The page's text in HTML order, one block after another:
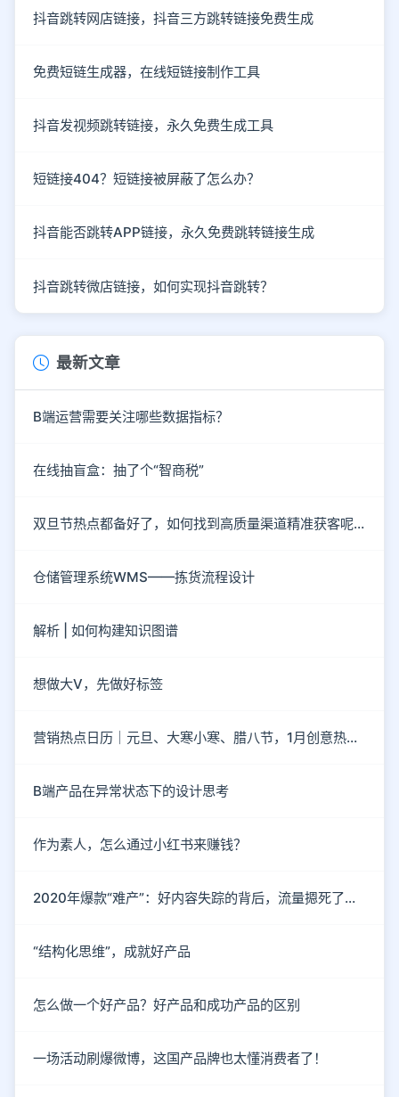
抖音跳转网店链接，抖音三方跳转链接免费生成
免费短链生成器，在线短链接制作工具
抖音发视频跳转链接，永久免费生成工具
短链接404？短链接被屏蔽了怎么办？
抖音能否跳转APP链接，永久免费跳转链接生成
抖音跳转微店链接，如何实现抖音跳转？
最新文章
B端运营需要关注哪些数据指标？
在线抽盲盒：抽了个“智商税”
双旦节热点都备好了，如何找到高质量渠道精准获客呢？
仓储管理系统WMS——拣货流程设计
解析 | 如何构建知识图谱
想做大V，先做好标签
营销热点日历｜元旦、大寒小寒、腊八节，1月创意热点都在这
B端产品在异常状态下的设计思考
作为素人，怎么通过小红书来赚钱？
2020年爆款“难产”：好内容失踪的背后，流量摁死了内容
“结构化思维”，成就好产品
怎么做一个好产品？好产品和成功产品的区别
一场活动刷爆微博，这国产品牌也太懂消费者了！